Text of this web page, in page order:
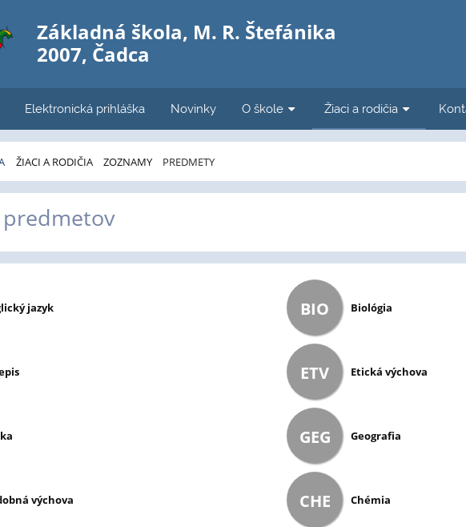
Základná škola, M. R. Štefánika
2007, Čadca
Elektronická prihláška Novinky O škole Žiaci a rodičia
ŽIACI A RODIČIA ZOZNAMY PREDMETY
jazyk BIO Biológia
ETV Etická výchova
GEG Geografia
výchova CHE Chémia